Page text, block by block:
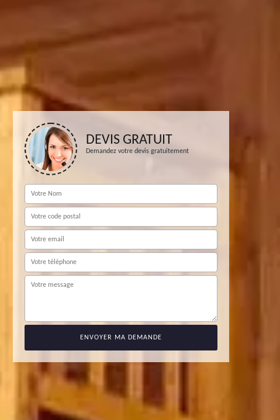
DEVIS GRATUIT
Demandez votre devis gratuitement